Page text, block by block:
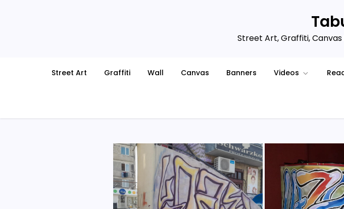
Street Art, Graffiti,
Street Art Graffiti Wall Canvas Banners Videos